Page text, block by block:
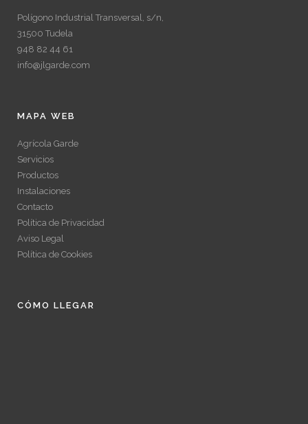
Polígono Industrial Transversal, s/n,
31500 Tudela
948 82 44 61
info@jlgarde.com
MAPA WEB
Agrícola Garde
Servicios
Productos
Instalaciones
Contacto
Política de Privacidad
Aviso Legal
Política de Cookies
CÓMO LLEGAR